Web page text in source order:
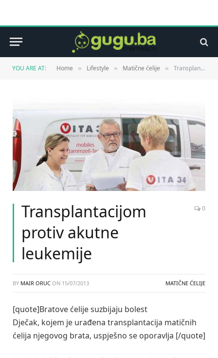
YOU ARE AT: Home » Lifestyle » Matične ćelije » Transplantacijom protiv akutne leukemije
Transplantacijom
protiv akutne
leukemije
0
BY MAIR ORUC ON 15/07/2013 MATIČNE ĆELIJE
[quote]Bratove ćelije suzbijaju bolest
Dječak, kojem je urađena transplantacija matičnih
ćelija njegovog brata, uspješno se oporavlja [/quote]